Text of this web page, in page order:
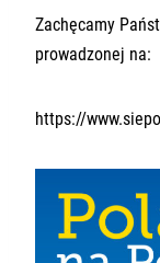
Zachęcamy
prowadzonej na:
https://